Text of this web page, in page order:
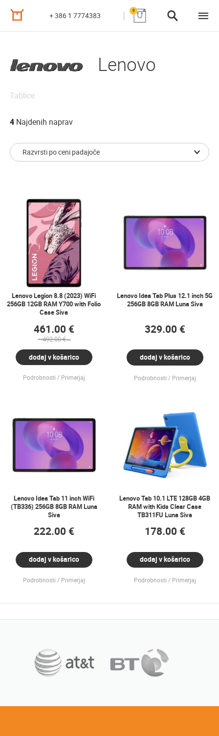
+ 386 1 7774383
0
Lenovo
Tablice
4 Najdenih naprav
Lenovo Legion 8.8 (2023) WiFi
256GB 12GB RAM Y700 with Folio
Case Siva
461.00 €
492.00 €
dodaj v košarico
Podrobnosti Primerjaj
Lenovo Idea Tab Plus 12.1 inch 5G
256GB 8GB RAM Luna Siva
329.00 €
dodaj v košarico
Podrobnosti Primerjaj
Lenovo Idea Tab 11 inch WiFi
(TB336) 256GB 8GB RAM Luna
Siva
222.00 €
dodaj v košarico
Podrobnosti Primerjaj
Lenovo Tab 10.1 LTE 128GB 4GB
RAM with Kids Clear Case
TB311FU Luna Siva
178.00 €
dodaj v košarico
Podrobnosti Primerjaj